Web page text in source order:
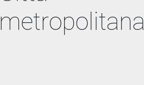
metropolitana